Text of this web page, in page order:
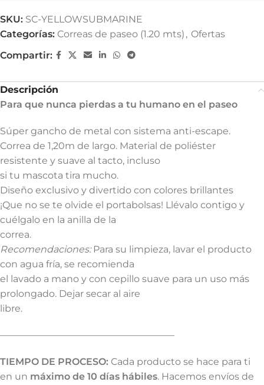
SKU: SC-YELLOWSUBMARINE
Categorías: Correas de paseo (1.20 mts) , Ofertas
Compartir:
Descripción
Para que nunca pierdas a tu humano en el paseo
Súper gancho de metal con sistema anti-escape.
Correa de 1,20m de largo. Material de poliéster
resistente y suave al tacto, incluso
si tu mascota tira mucho.
Diseño exclusivo y divertido con colores brillantes
¡Que no se te olvide el portabolsas! Llévalo contigo y
cuélgalo en la anilla de la
correa.
Recomendaciones:Para su limpieza, lavar el producto
con agua fría, se recomienda
el lavado a mano y con cepillo suave para un uso más
prolongado. Dejar secar al aire
libre.
——————————————————–
TIEMPO DE PROCESO: Cada producto se hace para ti
en un máximo de 10 días hábiles. Hacemos envíos de